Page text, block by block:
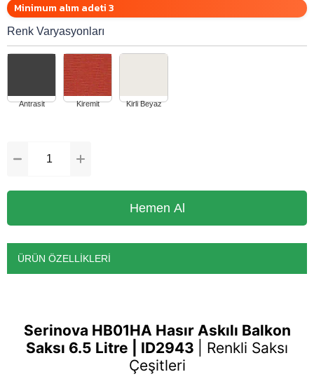
Minimum alım adeti 3
Renk Varyasyonları
ÜRÜN ÖZELLIKLERI
Serinova HB01HA Hasır Askılı Balkon
Saksı 6.5 Litre | ID2943
Renkli Saksı
Çeşitleri